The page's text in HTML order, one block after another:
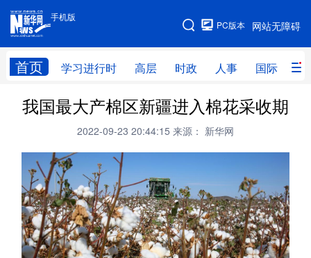
手机版
网站无障碍
PC版本
首页 学习进行时 高层 时政 人事 国际 财
手机版
网站地图
学习进行时 高层 时政 人事
财经 网评
台湾 思客智库
科技 科创 量子 体育
文化 书画 健康 军事
访谈 视频 图片 政务
我国最大产棉区新疆进入棉花采收期
2022-09-23 20:44:15 来源： 新华网